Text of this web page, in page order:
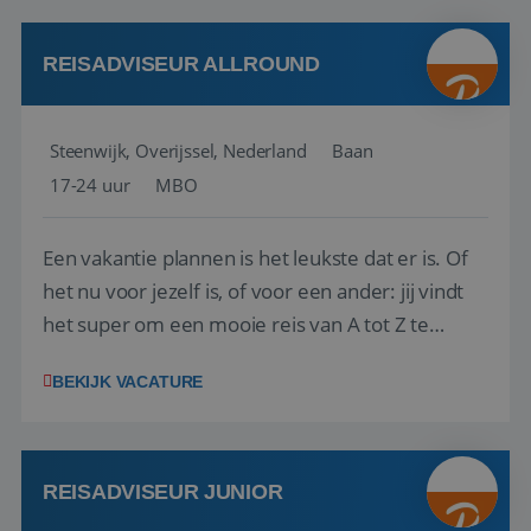
kwaliteitsbewaking van alles wat met IATA te m...
REISADVISEUR ALLROUND
Steenwijk, Overijssel, Nederland
Baan
17-24 uur
MBO
Een vakantie plannen is het leukste dat er is. Of
het nu voor jezelf is, of voor een ander: jij vindt
het super om een mooie reis van A tot Z te
vakantiegangers de meest prachtige plekjes op
werken: of het nu gaat om vragen ...
BEKIJK VACATURE
REISADVISEUR JUNIOR